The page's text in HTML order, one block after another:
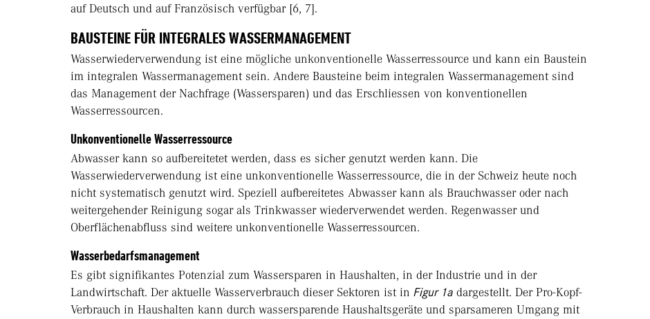
auf Deutsch und auf Französisch verfügbar [6, 7].
BAUSTEINE FÜR INTEGRALES WASSERMANAGEMENT
Wasserwiederverwendung ist eine mögliche unkonventionelle Wasserressource und kann ein Baustein
im integralen Wassermanagement sein. Andere Bausteine beim integralen Wassermanagement sind
das Management der Nachfrage (Wassersparen) und das Erschliessen von konventionellen
Wasserressourcen.
Unkonventionelle Wasserressource
Abwasser kann so aufbereitetet werden, dass es sicher genutzt werden kann. Die
Wasserwiederverwendung ist eine unkonventionelle Wasserressource, die in der Schweiz heute noch
nicht systematisch genutzt wird. Speziell aufbereitetes Abwasser kann als Brauchwasser oder nach
weitergehender Reinigung sogar als Trinkwasser wiederverwendet werden. Regenwasser und
Oberflächenabfluss sind weitere unkonventionelle Wasserressourcen.
Wasserbedarfsmanagement
Es gibt signifikantes Potenzial zum Wassersparen in Haushalten, in der Industrie und in der
Landwirtschaft. Der aktuelle Wasserverbrauch dieser Sektoren ist in Figur 1a dargestellt. Der Pro-Kopf-
Verbrauch in Haushalten kann durch wassersparende Haushaltsgeräte und sparsameren Umgang mit